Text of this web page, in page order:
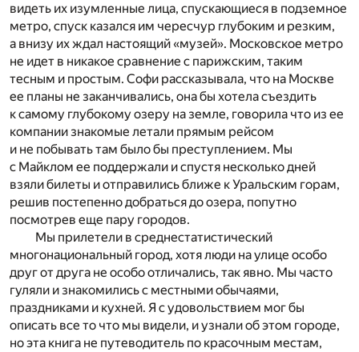
видеть их изумленные лица, спускающиеся в подземное
метро, спуск казался им чересчур глубоким и резким,
а внизу их ждал настоящий «музей». Московское метро
не идет в никакое сравнение с парижским, таким
тесным и простым. Софи рассказывала, что на Москве
ее планы не заканчивались, она бы хотела съездить
к самому глубокому озеру на земле, говорила что из ее
компании знакомые летали прямым рейсом
и не побывать там было бы преступлением. Мы
с Майклом ее поддержали и спустя несколько дней
взяли билеты и отправились ближе к Уральским горам,
решив постепенно добраться до озера, попутно
посмотрев еще пару городов.
Мы прилетели в среднестатистический
многонациональный город, хотя люди на улице особо
друг от друга не особо отличались, так явно. Мы часто
гуляли и знакомились с местными обычаями,
праздниками и кухней. Я с удовольствием мог бы
описать все то что мы видели, и узнали об этом городе,
но эта книга не путеводитель по красочным местам,